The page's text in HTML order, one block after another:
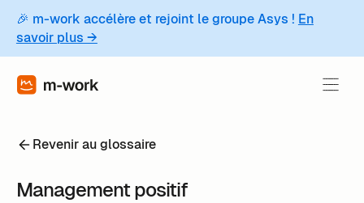
🎉 m-work accélère et rejoint le groupe Asys ! En
savoir plus →
Revenir au glossaire
Management positif